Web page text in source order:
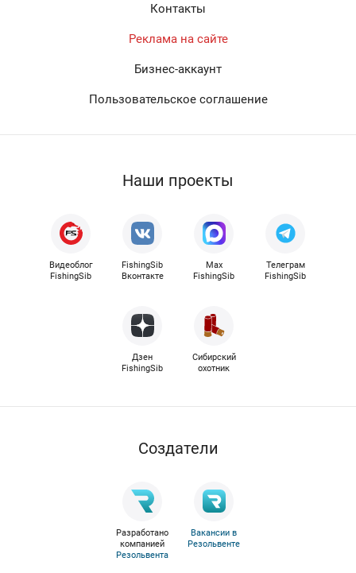
Контакты
Реклама на сайте
Бизнес-аккаунт
Пользовательское соглашение
Наши проекты
Видеоблог
FishingSib
FishingSib
Вконтакте
Max
FishingSib
Телеграм
FishingSib
Дзен
FishingSib
Сибирский
охотник
Cоздатели
Разработано
компанией
Резольвента
Вакансии в
Резольвенте